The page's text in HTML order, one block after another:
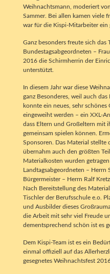
Weihnachtsmann, moderiert
Sammer. Bei allen kamen viele
war für die Kispi-Mitarbeiter ein
Ganz besonders freute sich das
Bundestagsabgeordneten –
2016 die Schirmherrin der
unterstützt.
In diesem Jahr war diese
ganz Besonderes, weil auch
konnte ein neues, sehr
eingeweiht werden – ein XXL-
dass Eltern und Großeltern mit
gemeinsam spielen können.
Sponsoren. Das Material stellte
übernahm auch den größten
Materialkosten wurden
Landtagsabgeordneten –
Bürgermeister – Herrn Ralf
Nach Bereitstellung des
Tischler der Berufsschule e.o.
und Ausbilder dieses
die Arbeit mit sehr viel Freude
dementsprechend schön ist es
Dem Kispi-Team ist es ein
einmal offiziell auf das
gesegnetes Weihnachtsfest